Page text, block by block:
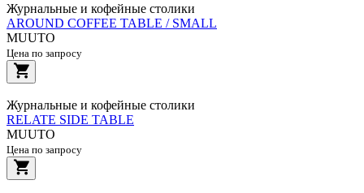
Журнальные и кофейные столики
AROUND COFFEE TABLE / SMALL
MUUTO
Цена по запросу
Журнальные и кофейные столики
RELATE SIDE TABLE
MUUTO
Цена по запросу